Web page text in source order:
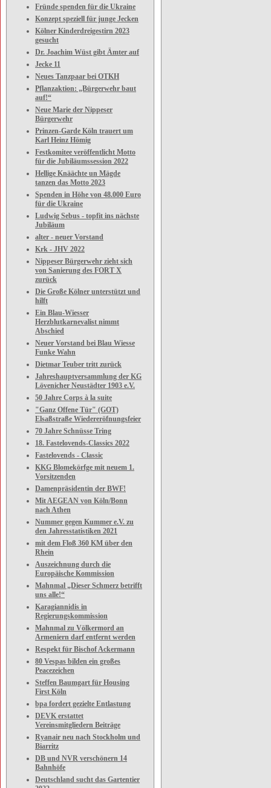
Fründe spenden für die Ukraine
Konzept speziell für junge Jecken
Kölner Kinderdreigestirn 2023
gesucht
Dr. Joachim Wüst gibt Ämter auf
Jecke 11
Neues Tanzpaar bei OTKH
Pflanzaktion: „Bürgerwehr baut
auf!“
Neue Marie der Nippeser
Bürgerwehr
Prinzen-Garde Köln trauert um
Karl Heinz Hömig
Festkomitee veröffentlicht Motto
für die Jubiläumssession 2022
Hellige Knäächte un Mägde
tanzen das Motto 2023
Spenden in Höhe von 48.000 Euro
für die Ukraine
Ludwig Sebus - topfit ins nächste
Jubiläum
alter - neuer Vorstand
Krk - JHV 2022
Nippeser Bürgerwehr zieht sich
von Sanierung des FORT X
zurück
Die Große Kölner unterstützt und
hilft
Ein Blau-Wiesser
Herzblutkarnevalist nimmt
Abschied
Neuer Vorstand bei Blau Wiesse
Funke Wahn
Dietmar Teuber tritt zurück
Jahreshauptversammlung der KG
Lövenicher Neustädter 1903 e.V.
50 Jahre Corps à la suite
"Ganz Offene Tür" (GOT)
Elsaßstraße Wiedereröfnungsfeier
70 Jahre Schnüsse Tring
18. Fastelovends-Classics 2022
Fastelovends - Classic
KKG Blomekörfge mit neuem 1.
Vorsitzenden
Damenpräsidentin der BWF!
Mit AEGEAN von Köln/Bonn
nach Athen
Nummer gegen Kummer e.V. zu
den Jahresstatistiken 2021
mit dem Floß 360 KM über den
Rhein
Auszeichnung durch die
Europäische Kommission
Mahnmal „Dieser Schmerz betrifft
uns alle!“
Karagiannidis in
Regierungskommission
Mahnmal zu Völkermord an
Armeniern darf entfernt werden
Respekt für Bischof Ackermann
80 Vespas bilden ein großes
Peacezeichen
Steffen Baumgart für Housing
First Köln
bpa fordert gezielte Entlastung
DEVK erstattet
Vereinsmitgliedern Beiträge
Ryanair neu nach Stockholm und
Biarritz
DB und NVR verschönern 14
Bahnhöfe
Deutschland sucht das Gartentier